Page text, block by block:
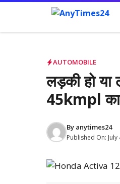
content
AUTOMOBILE
लड़की हो
45kmpl
By anytimes24
Published On: